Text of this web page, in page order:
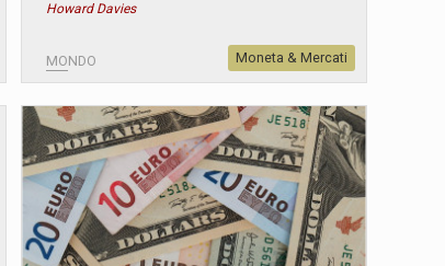
Howard Davies
MONDO Moneta & Mercati